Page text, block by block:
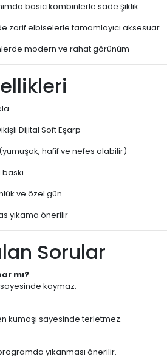
basic kombinlerle sade şıklık
zarif elbiselerle tamamlayıcı aksesuar
modern ve rahat görünüm
Dijital Soft Eşarp
hafif ve nefes alabilir)
ve özel gün
yıkama önerilir
Sorular
mı?
kaymaz.
kumaşı sayesinde terletmez.
yıkanması önerilir.